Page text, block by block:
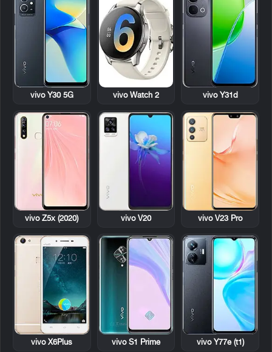
vivo Y31d
vivo Watch 2
vivo Y30 5G
vivo V23 Pro
vivo V20
vivo Z5x (2020)
vivo Y77e (t1)
vivo S1 Prime
vivo X6Plus